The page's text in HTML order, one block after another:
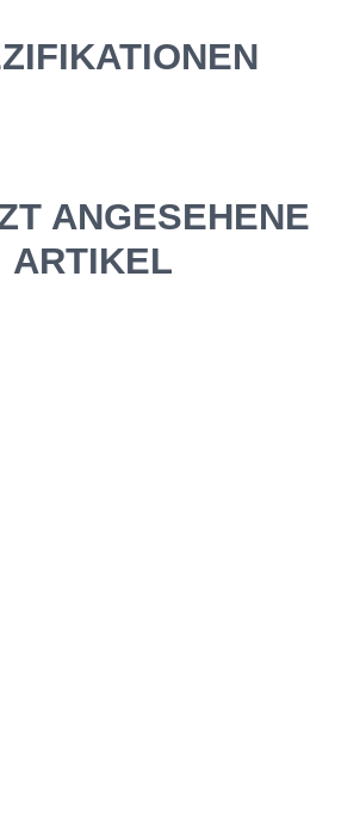
ANGESEHENE
ARTIKEL